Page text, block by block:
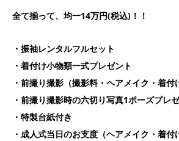
全て揃って、均一14万円(税込)！！
・振袖レンタルフルセット
・着付け小物類一式プレゼント
・前撮り撮影（撮影料・ヘアメイク・着付
・前撮り撮影時の六切り写真1ポーズプレ
・特製台紙付き
・成人式当日のお支度（ヘアメイク・着付